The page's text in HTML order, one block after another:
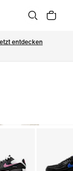
entdecken